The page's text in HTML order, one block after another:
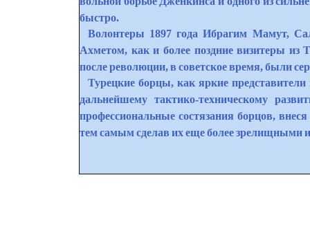
быстро.
Волонтеры 1897 года Ибрагим Мамут,
Ахметом, как и более поздние визитеры из
после революции, в советское время, были
Турецкие борцы, как яркие
дальнейшему тактико-техническому
профессиональные состязания борцов,
тем самым сделав их еще более зрелищными